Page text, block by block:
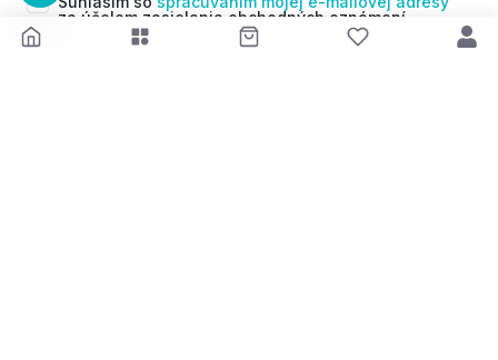
za účelom zasielania obchodných oznámení
(newsletterov) v súlade s čl. 6 ods. 1 písm. a)
Nariadenia GDPR. Svoj súhlas môžem kedykoľvek